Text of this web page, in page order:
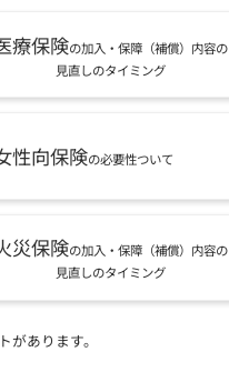
療保険の加入・保障（補償）内容の
見直しのタイミング
性向保険の必要性ついて
災保険の加入・保障（補償）内容の
見直しのタイミング
あります。